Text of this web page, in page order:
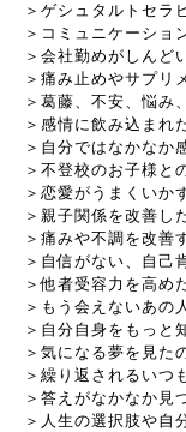
＞ゲシュタルトセラ
＞コミュニケーショ
＞会社勤めがしんど
＞痛み止めやサプリ
＞葛藤、不安、悩み
＞感情に飲み込まれ
＞自分ではなかなか
＞不登校のお子様と
＞恋愛がうまくいか
＞親子関係を改善し
＞痛みや不調を改善
＞自信がない、自己
＞他者受容力を高め
＞もう会えないあの
＞自分自身をもっと
＞気になる夢を見た
＞繰り返されるいつ
＞答えがなかなか見
＞人生の選択肢や自